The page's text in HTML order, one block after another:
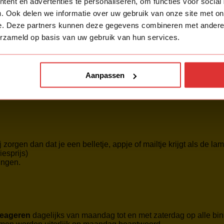
Ook delen we informatie over uw gebruik van onze site met
Deze partners kunnen deze gegevens combineren met
op basis van uw gebruik van hun services.
Aanpassen
te bestellen.
dan dat je een belletje, appje of mailtje krijgt als de
dagelijks van maandag tot en met zaterdag op alle